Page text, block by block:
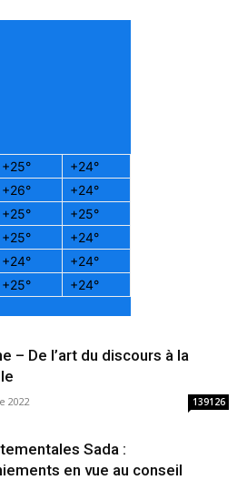
+25° +24°
+26° +24°
+25° +25°
+25° +24°
+24° +24°
+25° +24°
– De l’art du discours à la
2022 139126
Sada :
en vue au conseil